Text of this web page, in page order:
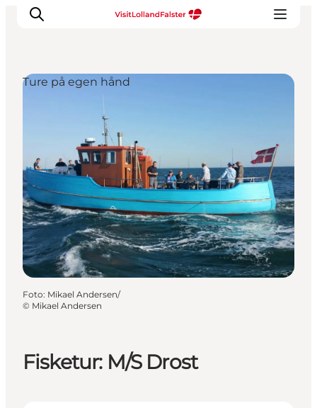
Oplevelser
I naturen
For børn
Kultur
Gastronomi
Planlæg din ferie
Fisketur: M/S Drost
Ture på egen hånd
Foto: Mikael Andersen/
© Mikael Andersen